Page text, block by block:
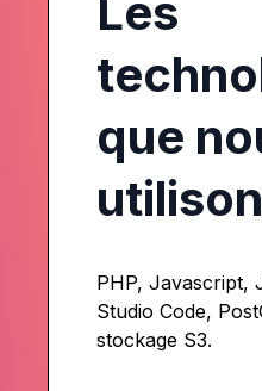
Les
que
PHP, Javascript,
Studio Code,
stockage S3.